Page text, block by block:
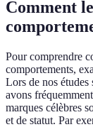
Comment
Pour comprendre
comportements,
Lors de nos études
avons
marques célèbres
et de statut. Par